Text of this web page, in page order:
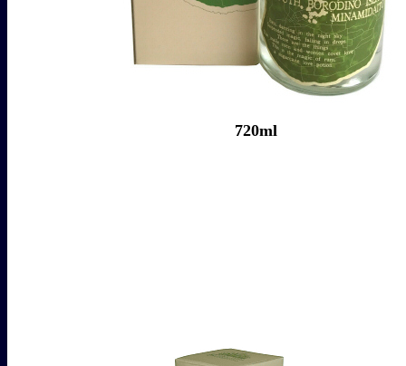
720ml